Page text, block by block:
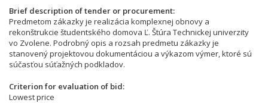
Brief description of tender or procurement
Predmetom zákazky je realizácia komplexnej obnovy a
rekonštrukcie študentského domova Ľ. Štúra Technickej univerzity
vo Zvolene. Podrobný opis a rozsah predmetu zákazky je
stanovený projektovou dokumentáciou a výkazom výmer, ktoré sú
súčasťou súťažných podkladov.
Criterion for evaluation of bid
Lowest price